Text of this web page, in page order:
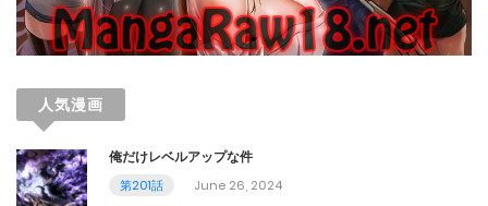
第93話
第92話
June 26, 2023
人気漫画
俺だけレベルアップな件
第201話
June 26, 2024